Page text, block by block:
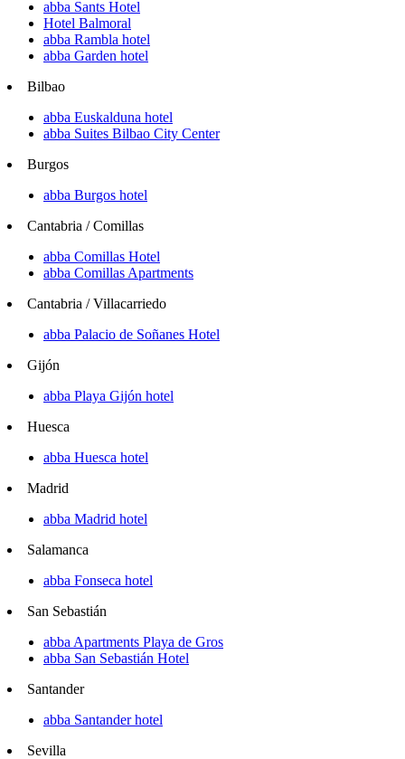
abba Sants Hotel
Hotel Balmoral
abba Rambla hotel
abba Garden hotel
Bilbao
abba Euskalduna hotel
abba Suites Bilbao City Center
Burgos
abba Burgos hotel
Cantabria / Comillas
abba Comillas Hotel
abba Comillas Apartments
Cantabria / Villacarriedo
abba Palacio de Soñanes Hotel
Gijón
abba Playa Gijón hotel
Huesca
abba Huesca hotel
Madrid
abba Madrid hotel
Salamanca
abba Fonseca hotel
San Sebastián
abba Apartments Playa de Gros
abba San Sebastián Hotel
Santander
abba Santander hotel
Sevilla